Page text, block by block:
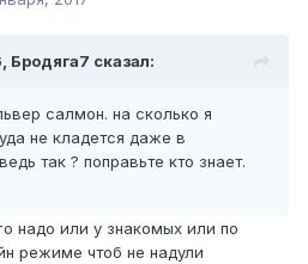
Бродяга7 сказал:
салмон. на сколько я
не кладется даже в
так ? поправьте кто знает.
надо или у знакомых или по
режиме чтоб не надули